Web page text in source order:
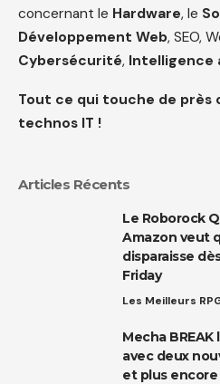
concernant le Hardware, le
Développement Web, SEO,
Cybersécurité, Intelligence
Tout ce qui touche de près
technos IT !
Articles Récents
Le Roborock
Amazon veut
disparaisse
Friday
Les Meilleurs
Mecha
avec deux
et plus encore